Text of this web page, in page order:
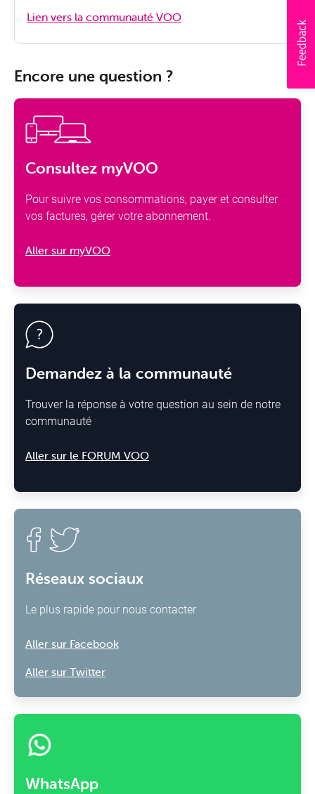
Lien vers la communauté VOO
Encore une question ?
Consultez myVOO
Pour suivre vos consommations, payer et consulter
vos factures, gérer votre abonnement.
Aller sur myVOO
Demandez à la communauté
Trouver la réponse à votre question au sein de notre
communauté
Aller sur le FORUM VOO
Réseaux sociaux
Le plus rapide pour nous contacter
Aller sur Facebook
Aller sur Twitter
WhatsApp